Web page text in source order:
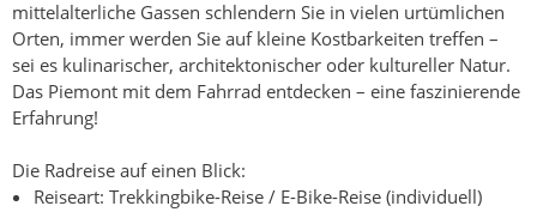
mittelalterliche Gassen schlendern Sie in vielen urtümlichen
Orten, immer werden Sie auf kleine Kostbarkeiten treffen –
sei es kulinarischer, architektonischer oder kultureller Natur.
Das Piemont mit dem Fahrrad entdecken – eine faszinierende
Erfahrung!
Die Radreise auf einen Blick:
Reiseart: Trekkingbike-Reise / E-Bike-Reise (individuell)